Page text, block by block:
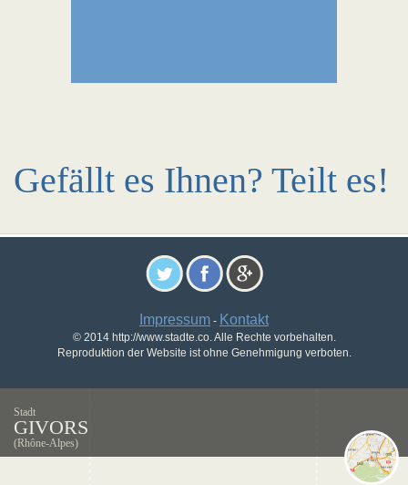
Gefällt es Ihnen? Teilt es!
Impressum - Kontakt
© 2014 http://www.stadte.co. Alle Rechte vorbehalten.
Reproduktion der Website ist ohne Genehmigung verboten.
Stadt
GIVORS
(Rhône-Alpes)